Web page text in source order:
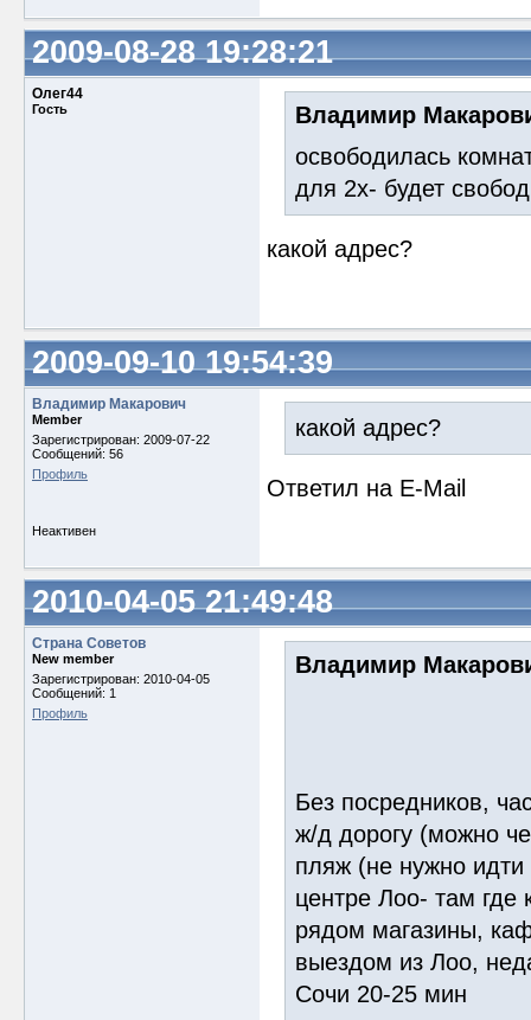
2009-08-28 19:28:21
Олег44
Гость
Владимир
освободилась
для 2х- будет
какой адрес?
2009-09-10 19:54:39
Владимир Макарович
Member
Зарегистрирован: 2009-07-22
Сообщений: 56
Профиль
какой адрес?
Ответил на E-Mail
Неактивен
2010-04-05 21:49:48
Страна Советов
New member
Зарегистрирован: 2010-04-05
Сообщений: 1
Профиль
Владимир
Без посредников,
ж/д дорогу (можно
пляж (не нужно
центре Лоо- там где
рядом магазины,
выездом из Лоо,
Сочи 20-25 мин